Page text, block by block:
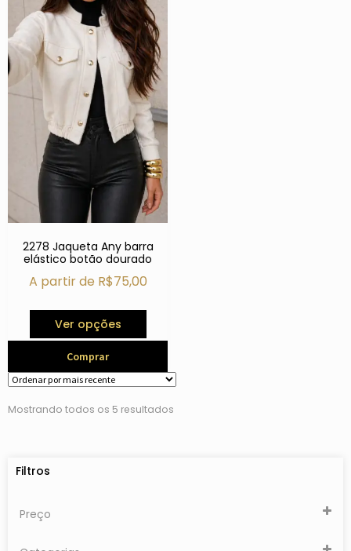
2278 Jaqueta Any barra
elástico botão dourado
A partir de R$75,00
Ver opções
Comprar
Mostrando todos os 5 resultados
Filtros
Preço